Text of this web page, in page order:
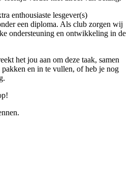
enthousiaste lesgever(s)
een diploma. Als club zorgen wij
ondersteuning en ontwikkeling in de
het jou aan om deze taak, samen
pakken en in te vullen, of heb je nog